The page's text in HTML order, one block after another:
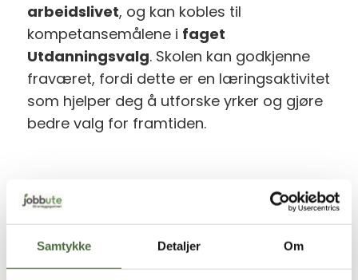
Samtykke Detaljer Om
arbeidslivet, og kan kobles til
kompetansemålene i faget
Utdanningsvalg. Skolen kan godkjenne
fraværet, fordi dette er en læringsaktivitet
som hjelper deg å utforske yrker og gjøre
bedre valg for framtiden.
Når og hvor kan du bli
med ut?
Bli med ut-dager din mulighet til å